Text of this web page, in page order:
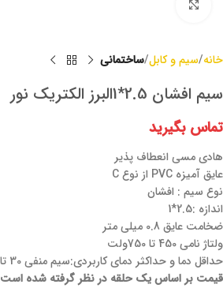
خانه سیم و کابل ساختمانی
سیم افشان 2.5*1البرز الکتریک نور
تماس بگیرید
هادی مسی انعطاف پذیر
عایق آمیزه PVC از نوع C
نوع سیم : افشان
اندازه :2.5*1
ضخامت عایق 0.8 میلی متر
ولتاژ نامی 450 تا 750ولت
حداقل دما و حداکثر دمای کاربردی:سیم منفی 30 تا مثبت 80 درجه
قیمت بر اساس یک حلقه در نظر گرفته شده است